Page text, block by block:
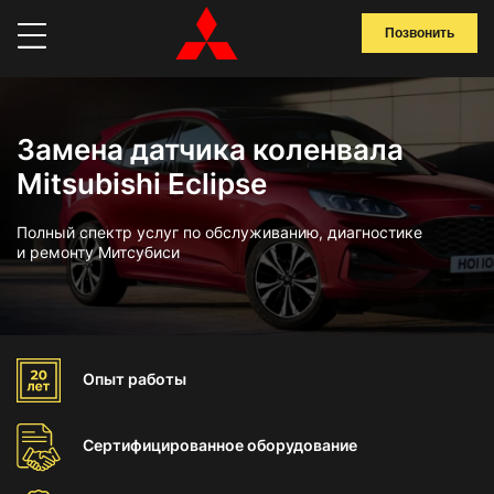
Позвонить
Замена датчика коленвала
Mitsubishi Eclipse
Полный спектр услуг по обслуживанию, диагностике
и ремонту Митсубиси
Опыт работы
Сертифицированноеоборудование